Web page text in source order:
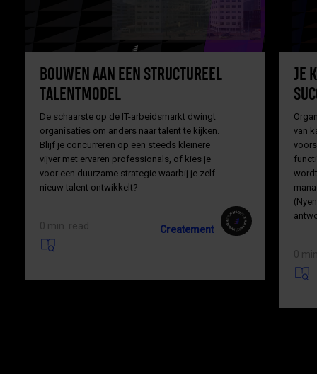
BOUWEN AAN EEN STRUCTUREEL
TALENTMODEL
De schaarste op de IT-arbeidsmarkt dwingt
organisaties om anders naar talent te kijken.
Blijf je concurreren op een steeds kleinere
vijver met ervaren professionals, of kies je
voor een duurzame strategie waarbij je zelf
nieuw talent ontwikkelt?
0 min. read Createment
JE
van
0